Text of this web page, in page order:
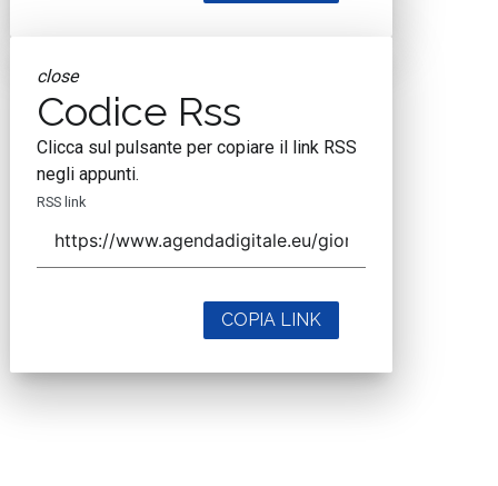
close
Codice Rss
Clicca sul pulsante per copiare il link RSS
negli appunti.
RSS link
COPIA LINK